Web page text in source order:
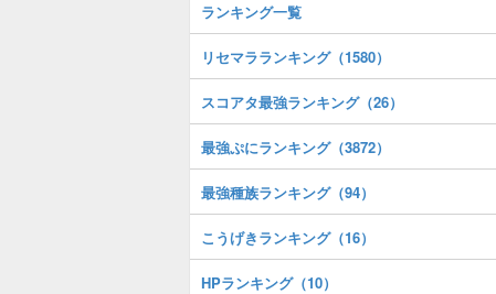
ランキング一覧
リセマラランキング（1580）
スコアタ最強ランキング（26）
最強ぷにランキング（3872）
最強種族ランキング（94）
こうげきランキング（16）
HPランキング（10）